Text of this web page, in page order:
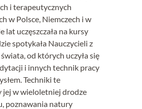
i terapeutycznych
w Polsce, Niemczech i w
lat uczęszczała na kursy
spotykała Nauczycieli z
od których uczyła się
i innych technik pracy
Techniki te
jej w wieloletniej drodze
poznawania natury